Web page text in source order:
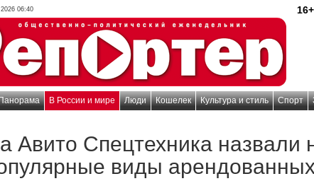
2026 06:40 16+
В России и мире Люди Кошелек Культура и стиль Спорт
Авито Спецтехника назвали
виды